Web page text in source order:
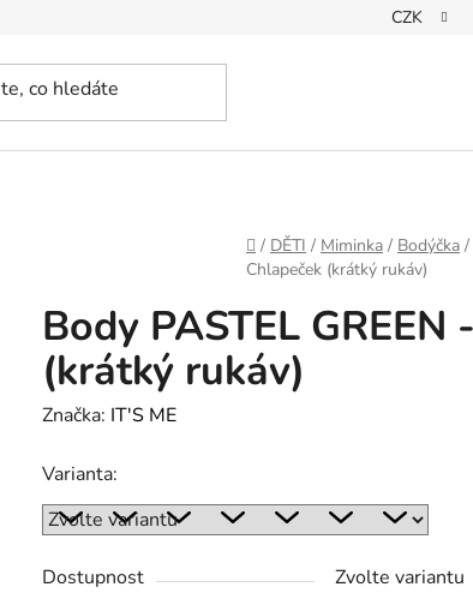
Podmínky ochrany osobních
CZK
Domů
/ DĚTI / Miminka / Bodýčka /
Chlapeček (krátký rukáv)
Body PASTEL GREEN
(krátký rukáv)
Značka: IT'S ME
Varianta:
Dostupnost
Zvolte variantu